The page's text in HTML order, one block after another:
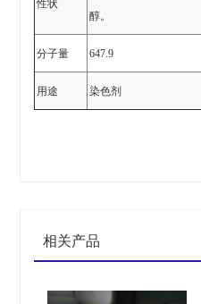
性状
醇。
分子量 647.9
用途 染色剂
相关产品